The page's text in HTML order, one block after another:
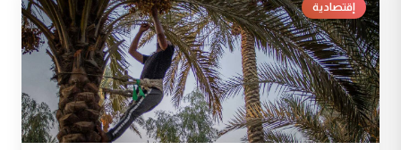
إقتصادية